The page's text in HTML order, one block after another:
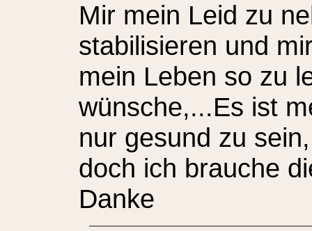
Mir mein Leid zu
stabilisieren und
mein Leben so zu
wünsche,...Es ist
nur gesund zu
doch ich brauche
Danke